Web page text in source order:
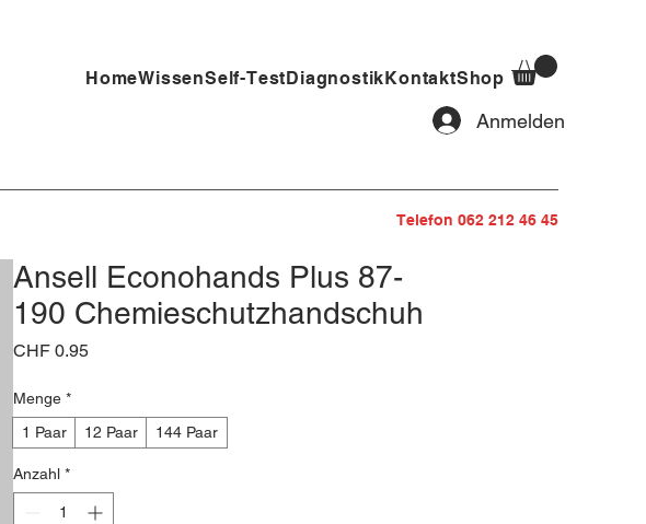
HomeWissenSelf-TestDiagnostikKontaktShop
Anmelden
Telefon 062 212 46 45
Ansell Econohands Plus 87-
190 Chemieschutzhandschuh
CHF 0.95Preis
Menge *
1 Paar
12 Paar 144 Paar
Anzahl *